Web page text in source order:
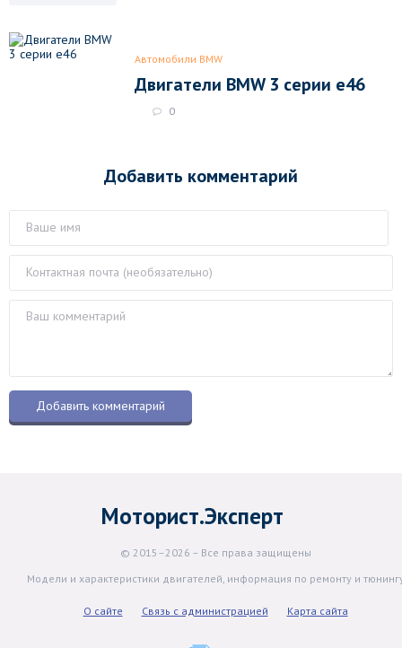
Автомобили BMW
Двигатели BMW 3 серии e46
0
Добавить комментарий
Моторист.Эксперт
© 2015–2026 – Все права защищены
Модели и характеристики двигателей, информация по ремонту и
О сайте Связь с администрацией Карта сайта